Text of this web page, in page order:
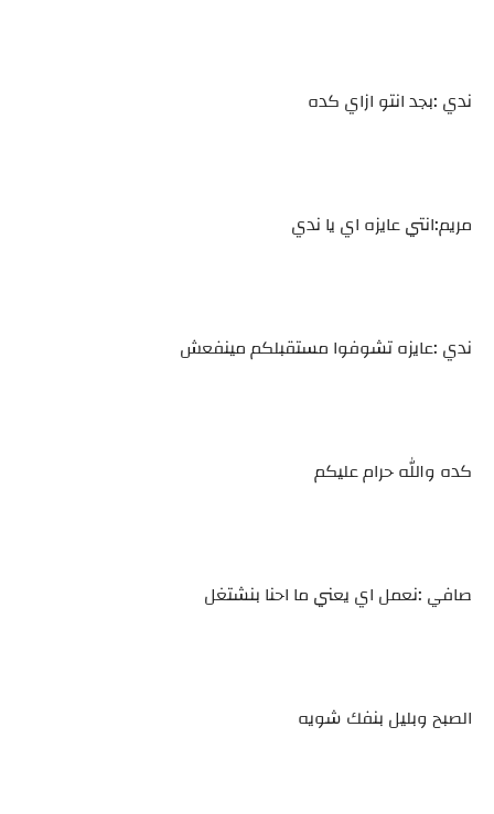
ندي :بجد انتو ازاي كده
مريم:انتي عايزه اي يا ندي
ندي :عايزه تشوفوا مستقبلكم مينفعش
كده والله حرام عليكم
صافي :نعمل اي يعني ما احنا بنشتغل
الصبح وبليل بنفك شويه